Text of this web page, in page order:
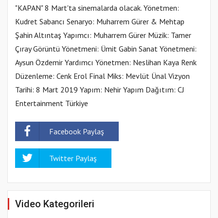
"KAPAN" 8 Mart'ta sinemalarda olacak. Yönetmen:
Kudret Sabancı Senaryo: Muharrem Gürer & Mehtap
Şahin Altıntaş Yapımcı: Muharrem Gürer Müzik: Tamer
Çıray Görüntü Yönetmeni: Ümit Gabin Sanat Yönetmeni:
Aysun Özdemir Yardımcı Yönetmen: Neslihan Kaya Renk
Düzenleme: Cenk Erol Final Miks: Mevlüt Ünal Vizyon
Tarihi: 8 Mart 2019 Yapım: Nehir Yapım Dağıtım: CJ
Entertainment Türkiye
Facebook Paylaş
Twitter Paylaş
Video Kategorileri